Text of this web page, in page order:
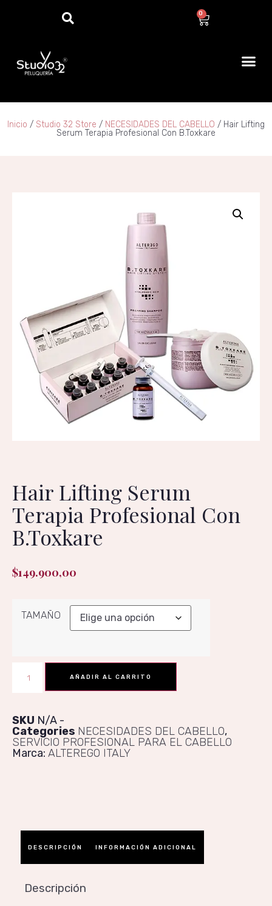
0
Inicio / Studio 32 Store / NECESIDADES DEL CABELLO / Hair Lifting
Serum Terapia Profesional Con B.Toxkare
Hair Lifting Serum
Terapia Profesional Con
B.Toxkare
$149.900,00
TAMAÑO
AÑADIR AL CARRITO
SKU N/A
Categories NECESIDADES DEL CABELLO,
SERVICIO PROFESIONAL PARA EL CABELLO
Marca: ALTEREGO ITALY
DESCRIPCIÓN INFORMACIÓN ADICIONAL
Descripción